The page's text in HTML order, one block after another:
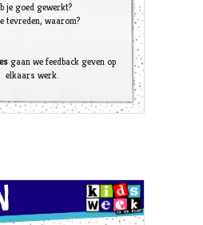
je goed gewerkt?
tevreden, waarom?
gaan we feedback geven op
elkaars werk.